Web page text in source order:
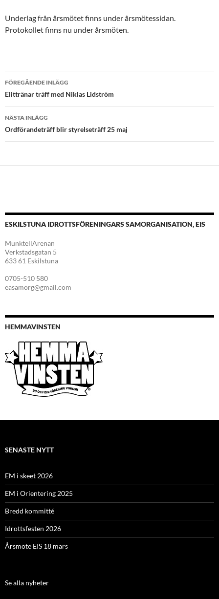
Underlag från årsmötet finns under årsmötessidan.
Protokollet finns nu under årsmöten.
Inläggsnavigering
FÖREGÅENDE INLÄGG
Elittränar träff med Niklas Lidström
NÄSTA INLÄGG
Ordförandeträff blir styrelseträff 25 maj
ESKILSTUNA IDROTTSFÖRENINGARS SAMORGANISATION, EIS
MunktellArenan
Verkstadsgatan 5
633 61 Eskilstuna
0705-510 580
easamorg@gmail.com
HEMMAVINSTEN
SENASTE NYTT
EM i skeet 2026
EM i Orientering 2025
Bredd kommitté
Idrottsfesten 2026
Årsmöte EIS 18 mars
Se alla nyheter